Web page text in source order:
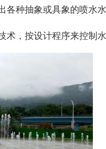
种抽象或具象的喷水
，按设计程序来控制